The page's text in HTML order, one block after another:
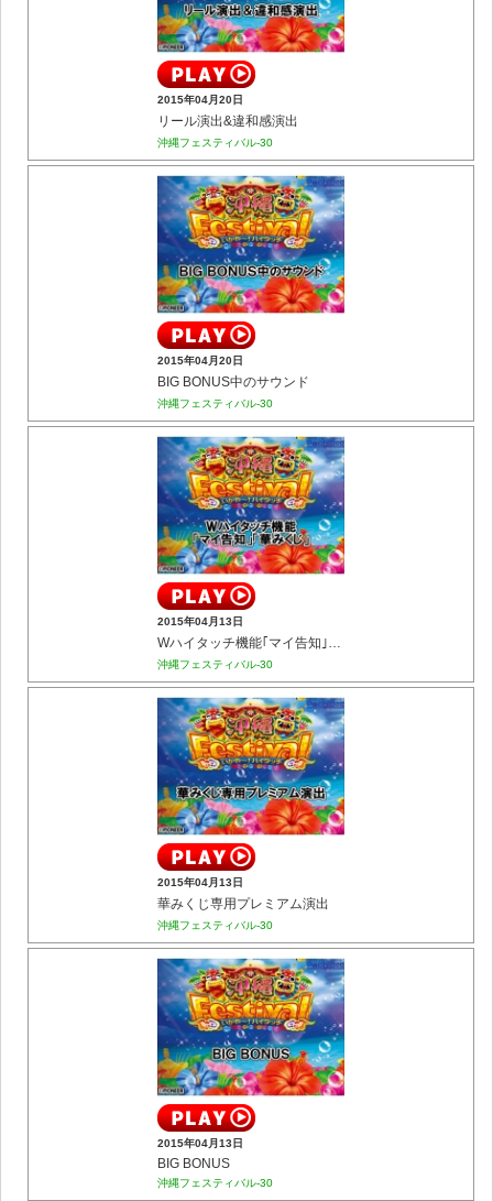
2015年04月20日
リール演出&違和感演出
沖縄フェスティバル-30
2015年04月20日
BIG BONUS中のサウンド
沖縄フェスティバル-30
2015年04月13日
Wハイタッチ機能｢マイ告知｣｢華みくじ｣
沖縄フェスティバル-30
2015年04月13日
華みくじ専用プレミアム演出
沖縄フェスティバル-30
2015年04月13日
BIG BONUS
沖縄フェスティバル-30